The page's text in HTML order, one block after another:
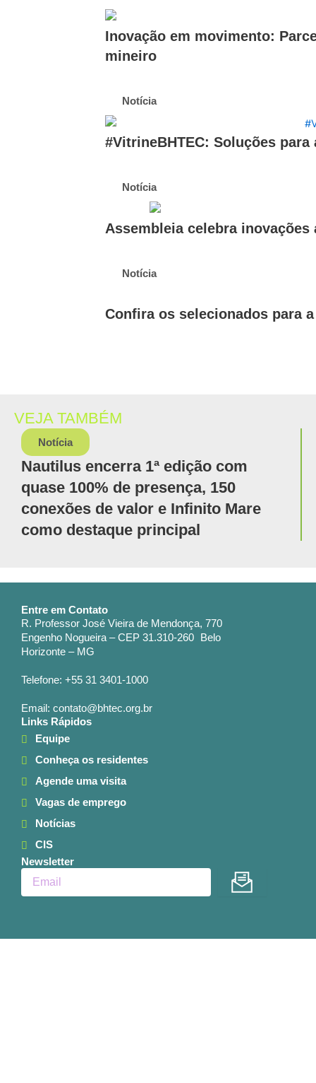
Inovação em movimento:
mineiro
Notícia
#VitrineBHTEC: Soluções
Notícia
Assembleia celebra
Notícia
Confira os selecionados para
VEJA TAMBÉM
Notícia
Nautilus encerra 1ª edição com
quase 100% de presença, 150
conexões de valor e Infinito Mare
como destaque principal
Entre em Contato
R. Professor José Vieira de Mendonça, 770
Engenho Nogueira – CEP 31.310-260 Belo
Horizonte – MG
Telefone: +55 31 3401-1000
Email: contato@bhtec.org.br
Links Rápidos
Equipe
Conheça os residentes
Agende uma visita
Vagas de emprego
Notícias
CIS
Newsletter
Enviar